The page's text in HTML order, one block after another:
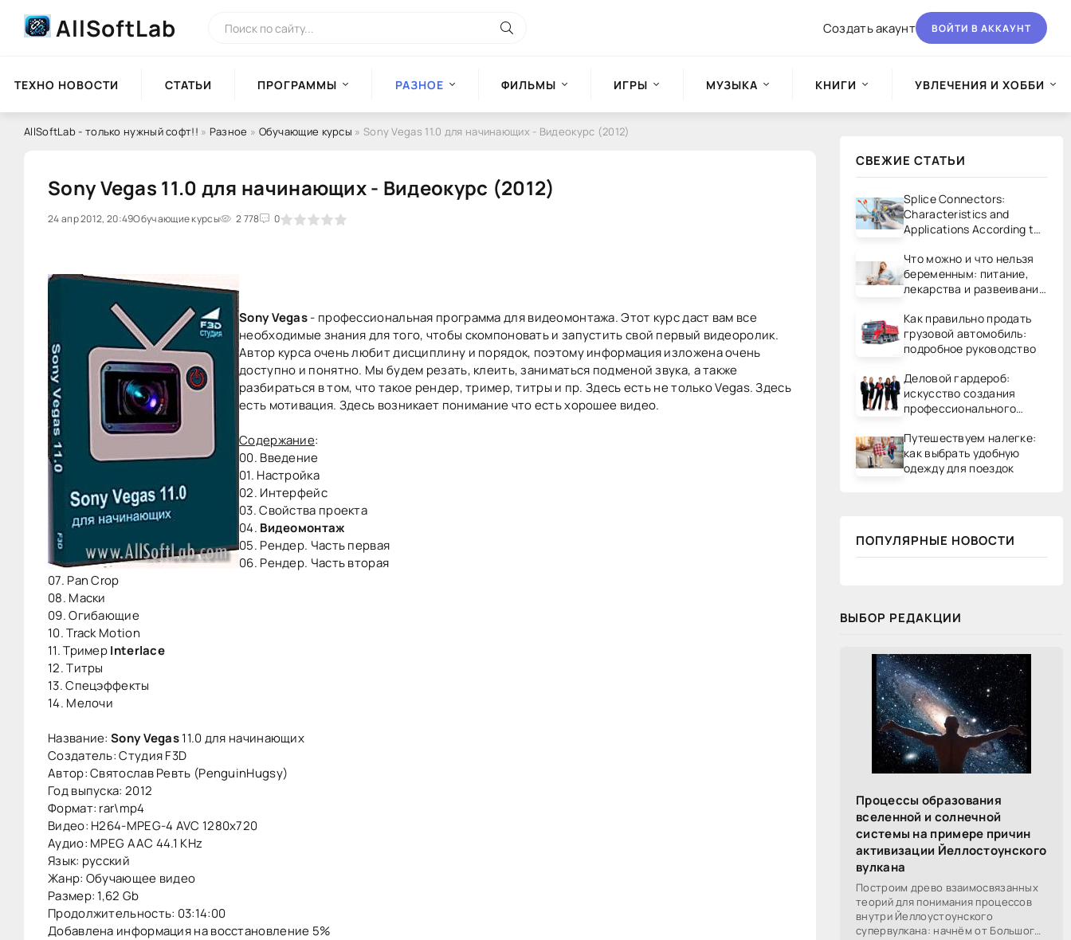
AllSoftLab Создать акаунт ВОЙТИ В АККАУНТ
ТЕХНО НОВОСТИ СТАТЬИ ПРОГРАММЫ РАЗНОЕ ФИЛЬМЫ ИГРЫ МУЗЫКА КНИГИ УВЛЕЧЕНИЯ И ХОББИ
AllSoftLab - только нужный софт!! » Разное » Обучающие курсы » Sony Vegas 11.0 для начинающих - Видеокурс (2012)
Sony Vegas 11.0 для начинающих - Видеокурс (2012)
24 апр 2012, 20:49Обучающие курсы 2 778 0
0 1 2 3 4 5
Sony Vegas- профессиональная программа для видеомонтажа. Этот курс даст вам все
необходимые знания для того, чтобы скомпоновать и запустить свой первый видеоролик.
Автор курса очень любит дисциплину и порядок, поэтому информация изложена очень
доступно и понятно. Мы будем резать, клеить, заниматься подменой звука, а также
разбираться в том, что такое рендер, тример, титры и пр. Здесь есть не только Vegas. Здесь
есть мотивация. Здесь возникает понимание что есть хорошее видео.
Содержание:
00. Введение
01. Настройка
02. Интерфейс
03. Свойства проекта
04. Видеомонтаж
05. Рендер. Часть первая
06. Рендер. Часть вторая
07. Pan Crop
08. Маски
09. Огибающие
10. Track Motion
11. ТримерInterlace
12. Титры
13. Спецэффекты
14. Мелочи
Название: Sony Vegas11.0 для начинающих
Создатель: Студия F3D
Автор: Святослав Ревть (PenguinHugsy)
Год выпуска: 2012
Формат: rar\mp4
Видео: H264-MPEG-4 AVC 1280x720
Аудио: MPEG AAC 44.1 KHz
Язык: русский
Жанр: Обучающее видео
Размер: 1,62 Gb
Продолжительность: 03:14:00
Добавлена информация на восcтановление 5%
СВЕЖИЕ СТАТЬИ
Splice Connectors:
Characteristics and
Applications According to
Что можно и что нельзя
беременным: питание,
лекарства и развеивание
Как правильно продать
грузовой автомобиль:
подробное руководство
Деловой гардероб:
искусство создания
профессионального
Путешествуем налегке:
как выбрать удобную
одежду для поездок
ПОПУЛЯРНЫЕ НОВОСТИ
ВЫБОР РЕДАКЦИИ
Процессы образования
вселенной и солнечной
системы на примере причин
активизации Йеллостоунского
вулкана
Построим древо взаимосвязанных
теорий для понимания процессов
внутри Йеллоустоунского
супервулкана: начнём от Большого